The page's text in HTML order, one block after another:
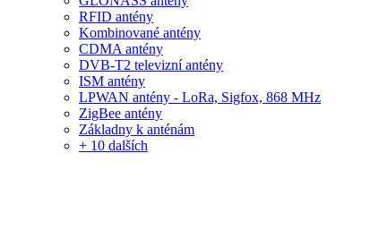
RFID antény
Kombinované antény
CDMA antény
DVB-T2 televizní antény
ISM antény
LPWAN antény - LoRa, Sigfox, 868 MHz
ZigBee antény
Základny k anténám
+ 10 dalších